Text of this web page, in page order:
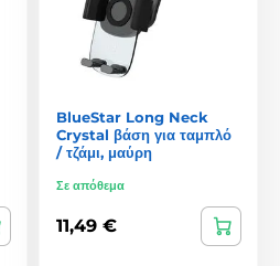
BlueStar Long Neck
Crystal βάση για ταμπλό
/ τζάμι, μαύρη
Σε απόθεμα
11,49 €